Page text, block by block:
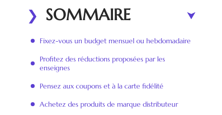
SOMMAIRE
Fixez-vous un budget mensuel ou hebdomadaire
Profitez des réductions proposées par les
enseignes
Pensez aux coupons et à la carte fidélité
Achetez des produits de marque distributeur